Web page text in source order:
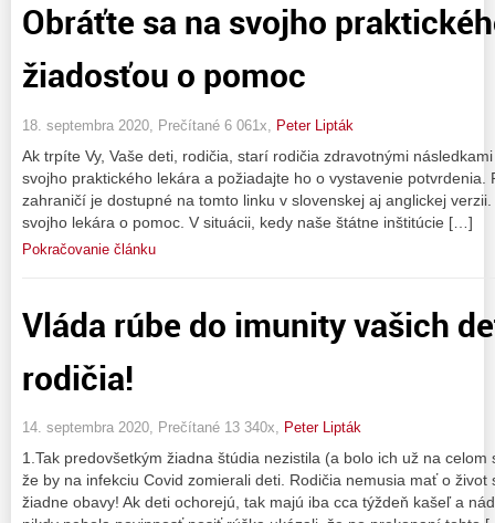
Obráťte sa na svojho
žiadosťou o pomoc
18. septembra 2020, Prečítané 6 061x, Peter Lipták
Ak trpíte Vy, Vaše deti, rodičia, starí rodičia zdravotnými
svojho praktického lekára a požiadajte ho o vystavenie potvrdenia.
zahraničí je dostupné na tomto linku v slovenskej aj anglickej
svojho lekára o pomoc. V situácii, kedy naše štátne inštitúcie […]
Pokračovanie článku
Vláda rúbe do imunity vašich
rodičia!
14. septembra 2020, Prečítané 13 340x, Peter Lipták
1.Tak predovšetkým žiadna štúdia nezistila (a bolo ich už na
že by na infekciu Covid zomierali deti. Rodičia nemusia mať o
žiadne obavy! Ak deti ochorejú, tak majú iba cca týždeň kašeľ a